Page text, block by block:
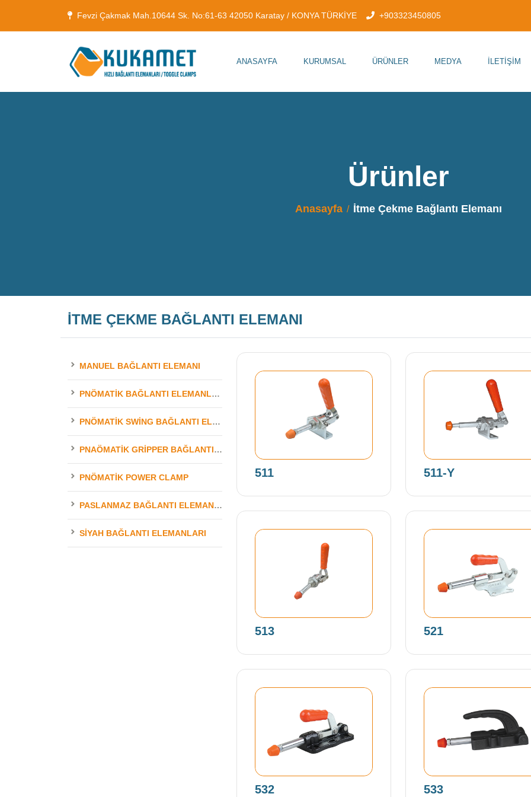
Fevzi Çakmak Mah.10644 Sk. No:61-63 42050 Karatay / KONYA TÜRKİYE +903323450805
ANASAYFA KURUMSAL ÜRÜNLER MEDYA İLETIŞIM
Ürünler
Anasayfa İtme Çekme Bağlantı Elemanı
İTME ÇEKME BAĞLANTI ELEMANI
MANUEL BAĞLANTI ELEMANI
PNÖMATIK BAĞLANTI ELEMANLARI
PNÖMATIK SWING BAĞLANTI ELEMANLARI
PNAÖMATIK GRIPPER BAĞLANTI ELEMANLARI
PNÖMATIK POWER CLAMP
PASLANMAZ BAĞLANTI ELEMANLARI
SIYAH BAĞLANTI ELEMANLARI
511 511-Y
513 521
532 533